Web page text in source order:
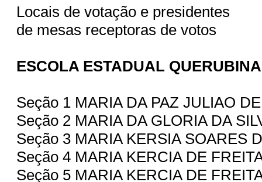
Locais de votação e presidentes
de mesas receptoras de votos
ESCOLA ESTADUAL
Seção 1 MARIA DA PAZ JULIAO
Seção 2 MARIA DA GLORIA DA
Seção 3 MARIA KERSIA SOARES
Seção 4 MARIA KERCIA DE
Seção 5 MARIA KERCIA DE